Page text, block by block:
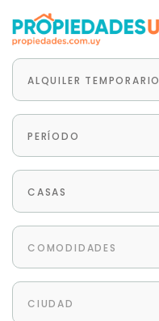
ALQUILER TEMPORARIO
PERÍODO
CASAS
COMODIDADES
CIUDAD